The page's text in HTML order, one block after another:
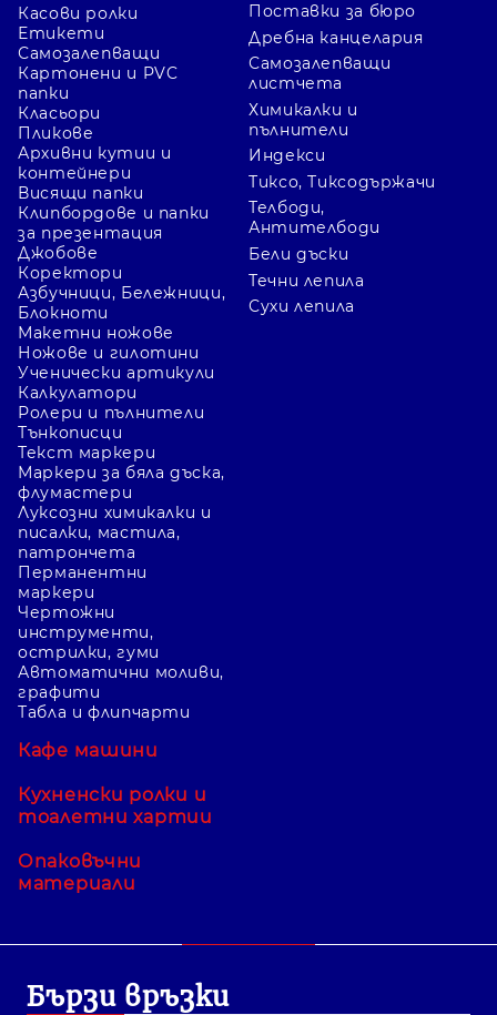
Касови ролки
Етикети
Самозалепващи
Картонени и PVC
папки
Класьори
Пликове
Архивни кутии и
контейнери
Висящи папки
Клипбордове и папки
за презентация
Джобове
Коректори
Азбучници, Бележници,
Блокноти
Поставки за бюро
Дребна канцелария
Самозалепващи
листчета
Химикалки и
пълнители
Индекси
Тиксо, Тиксодържачи
Телбоди,
Антителбоди
Бели дъски
Течни лепила
Сухи лепила
Макетни ножове
Ножове и гилотини
Ученически артикули
Калкулатори
Ролери и пълнители
Тънкописци
Текст маркери
Маркери за бяла дъска,
флумастери
Луксозни химикалки и
писалки, мастила,
патрончета
Перманентни
маркери
Чертожни
инструменти,
острилки, гуми
Автоматични моливи,
графити
Табла и флипчарти
Кафе машини
Кухненски ролки и
тоалетни хартии
Опаковъчни
материали
Бързи връзки